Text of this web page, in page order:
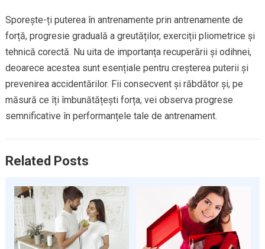
Sporește-ți puterea în antrenamente prin antrenamente de
forță, progresie graduală a greutăților, exerciții pliometrice și
tehnică corectă. Nu uita de importanța recuperării și odihnei,
deoarece acestea sunt esențiale pentru creșterea puterii și
prevenirea accidentărilor. Fii consecvent și răbdător și, pe
măsură ce îți îmbunătățești forța, vei observa progrese
semnificative în performanțele tale de antrenament.
Related Posts